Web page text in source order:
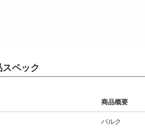
ペック
商品概要
バルク